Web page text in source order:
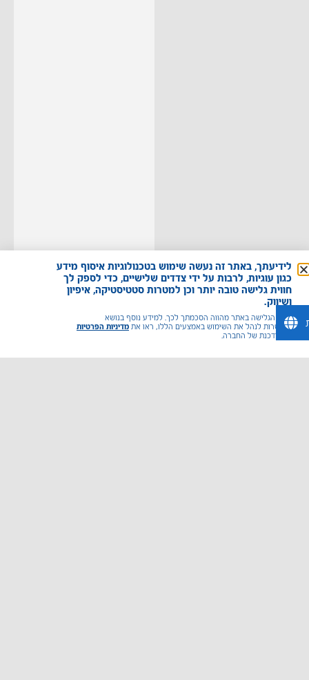
לידיעתך, באתר זה נעשה שימוש בטכנולוגיות איסוף מידע
כגון עוגיות, לרבות על ידי צדדים שלישיים, כדי לספק לך
חווית גלישה טובה יותר וכן למטרות סטטיסטיקה, איפיון
ושיווק.
משך הגלישה באתר מהווה הסכמתך לכך. למידע נוסף בנושא
ואפשרות לנהל את השימוש באמצעים הללו, ראו את מדיניות הפרטיות
המעודכנת של החברה.